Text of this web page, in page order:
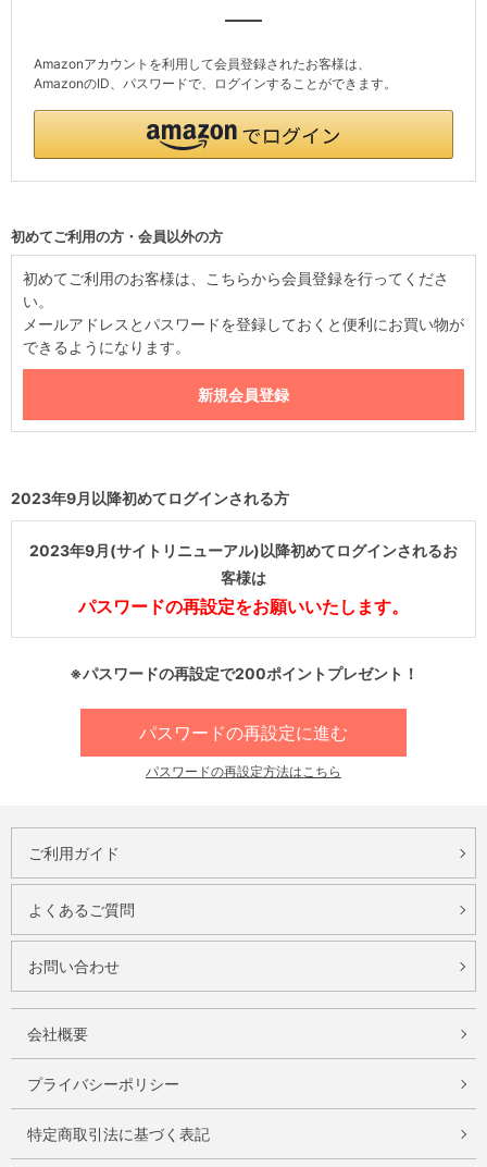
Amazonアカウントを利用して会員登録されたお客様は、
AmazonのID、パスワードで、ログインすることができます。
初めてご利用の方・会員以外の方
初めてご利用のお客様は、こちらから会員登録を行ってくださ
い。
メールアドレスとパスワードを登録しておくと便利にお買い物が
できるようになります。
2023年9月以降初めてログインされる方
2023年9月(サイトリニューアル)以降初めてログインされるお
客様は
パスワードの再設定をお願いいたします。
※パスワードの再設定で200ポイントプレゼント！
パスワードの再設定に進む
パスワードの再設定方法はこちら
ご利用ガイド
よくあるご質問
お問い合わせ
会社概要
プライバシーポリシー
特定商取引法に基づく表記